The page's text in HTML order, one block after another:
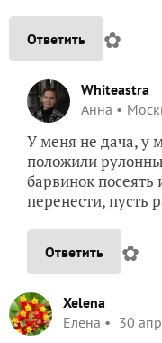
Ответить ✿
Whiteastra
Анна
У меня не дача, у
положили
барвинок посеять
перенести, пусть
Ответить ✿
Xelena
Елена
30